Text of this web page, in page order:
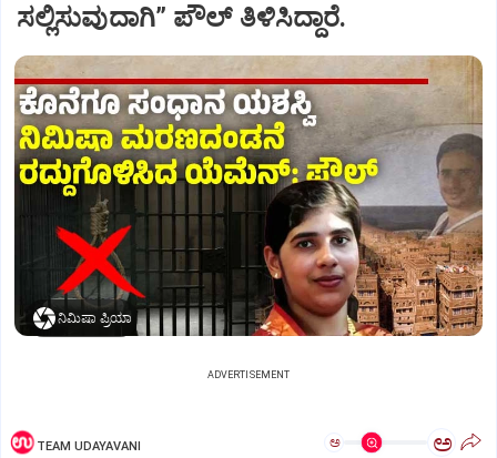
ಸಲ್ಲಿಸುವುದಾಗಿ” ಪೌಲ್‌ ತಿಳಿಸಿದ್ದಾರೆ.
ನಿಮಿಷಾ ಪ್ರಿಯಾ
ADVERTISEMENT
TEAM UDAYAVANI ಅ ಅ